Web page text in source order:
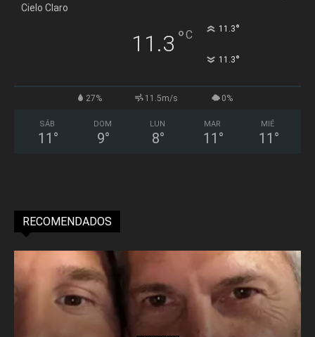
Cielo Claro
11.3 °C 11.3°
11.3°
27% 11.5m/s 0%
SÁB
11 °
DOM
9°
LUN
8°
MAR
11 °
MIÉ
11 °
RECOMENDADOS